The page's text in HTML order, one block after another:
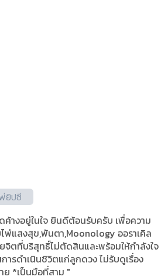
ยิปซี
างอยู่ในใจ ยินดีต้อนรับครับ เพื่อความ
พ่แสงสุข,พันตา,Moonology ออราเคิล
จิตที่บริสุทธิ์ไม่ตัดสินและพร้อมให้กำลังใจ
ารดำเนินชิวิตแก่ลูกดวง ไม่รับดูเรื่อง
ย *เป็นมือที่สาม "